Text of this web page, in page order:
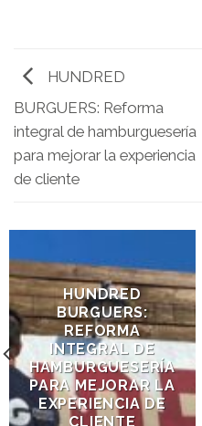
HUNDRED
BURGUERS: Reforma
integral de hamburguesería
para mejorar la experiencia
de cliente
HUNDRED
BURGUERS:
REFORMA
INTEGRAL DE
HAMBURGUESERÍA
PARA MEJORAR LA
EXPERIENCIA DE
CLIENTE